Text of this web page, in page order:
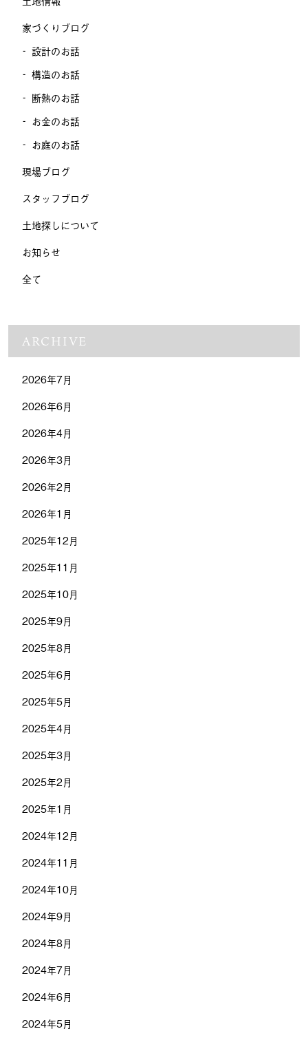
家づくりブログ
設計のお話
構造のお話
断熱のお話
お金のお話
お庭のお話
現場ブログ
スタッフブログ
土地探しについて
お知らせ
全て
ARCHIVE
2026年7月
2026年6月
2026年4月
2026年3月
2026年2月
2026年1月
2025年12月
2025年11月
2025年10月
2025年9月
2025年8月
2025年6月
2025年5月
2025年4月
2025年3月
2025年2月
2025年1月
2024年12月
2024年11月
2024年10月
2024年9月
2024年8月
2024年7月
2024年6月
2024年5月